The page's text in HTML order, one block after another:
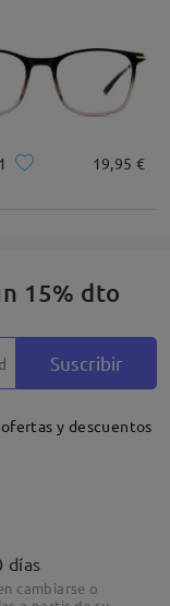
19,95 €
15% dto
Suscribir
y descuentos
días
cambiarse o